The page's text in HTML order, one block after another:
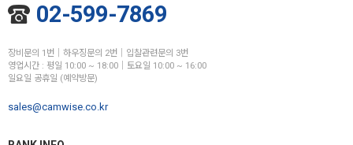
02-599-7869
장비문의 1번│하우징문의 2번│입찰관련문의 3번
영업시간 : 평일 10:00 ~ 18:00│토요일 10:00 ~ 16:00
일요일 공휴일 (예약방문)
sales@camwise.co.kr